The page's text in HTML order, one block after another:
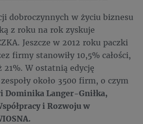
dobroczynnych w życiu biznesu
z roku na rok zyskuje
Jeszcze w 2012 roku paczki
firmy stanowiły 10,5% całości,
21%. W ostatnią edycję
około 3500 firm, o czym
Dominika Langer-Gniłka,
i Rozwoju w